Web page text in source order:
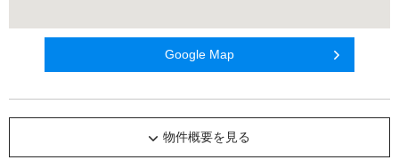
Google Map
物件概要を見る